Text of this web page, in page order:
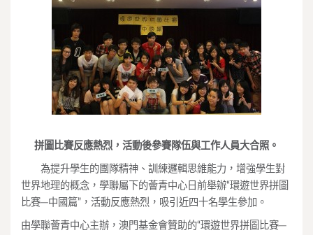
拼圖比賽反應熱烈，活動後參賽隊伍與工作人員大合照。
為提升學生的團隊精神、訓練邏輯思維能力，增強學生對
世界地理的概念，學聯屬下的薈青中心日前舉辦“環遊世界拼圖
比賽─中國篇”，活動反應熱烈，吸引近四十名學生參加。
由學聯薈青中心主辦，澳門基金會贊助的“環遊世界拼圖比賽─